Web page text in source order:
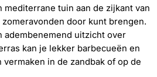
mediterrane tuin aan de zijkant van
door kunt brengen.
adembenemend uitzicht over
kan je lekker barbecueën en
in de zandbak of op de